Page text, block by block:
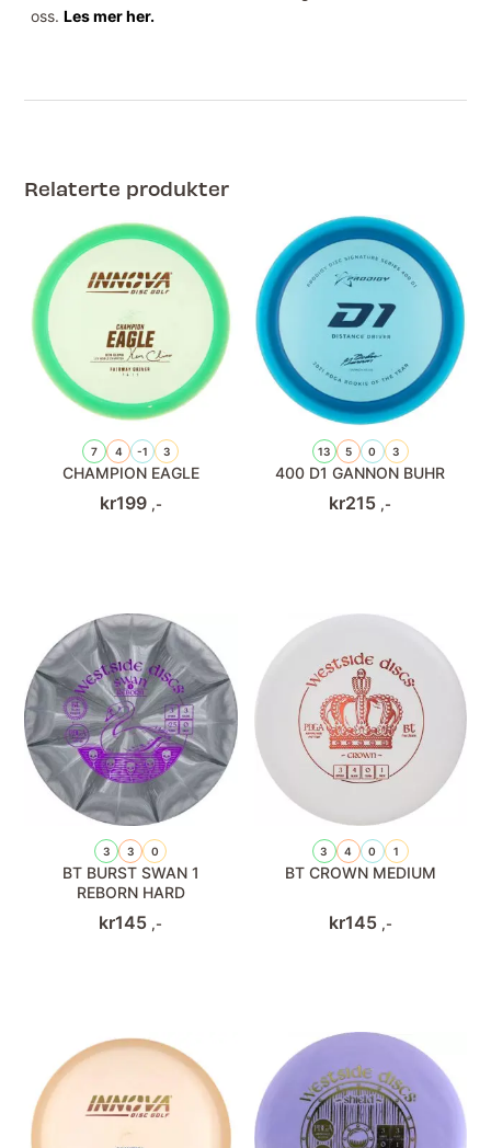
oss.Les mer her.
Relaterte produkter
7 4 -1 3
CHAMPION EAGLE
kr199 ,-
13 5 0 3
400 D1 GANNON BUHR
kr215 ,-
3 3 0
BT BURST SWAN 1
REBORN HARD
kr145 ,-
3 4 0 1
BT CROWN MEDIUM
kr145 ,-